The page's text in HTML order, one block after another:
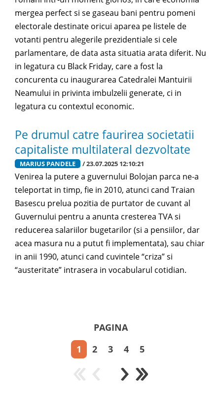
mergea perfect si se gaseau bani pentru pomeni
electorale destinate oricui aparea pe listele de
votanti pentru alegerile prezidentiale si cele
parlamentare, de data asta situatia arata diferit. Nu
in legatura cu Black Friday, care a fost la
concurenta cu inaugurarea Catedralei Mantuirii
Neamului in privinta imbulzelii generate, ci in
legatura cu contextul economic.
Pe drumul catre faurirea societatii
capitaliste multilateral dezvoltate
MARIUS PANDELE / 23.07.2025 12:10:21
Venirea la putere a guvernului Bolojan parca ne-a
teleportat in timp, fie in 2010, atunci cand Traian
Basescu prelua pozitia de purtator de cuvant al
Guvernului pentru a anunta cresterea TVA si
reducerea salariilor bugetarilor (si a pensiilor, dar
acea masura nu a putut fi implementata), sau chiar
in anii 1990, atunci cand cuvintele “criza” si
“austeritate” intrasera in vocabularul cotidian.
PAGINA
1
2 3 4 5